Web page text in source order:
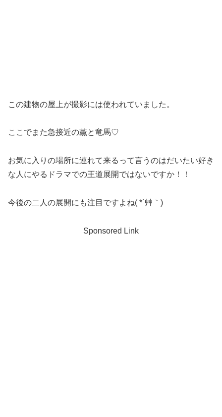
この建物の屋上が撮影には使われていました。
ここでまた急接近の薫と竜馬♡
お気に入りの場所に連れて来るって言うのはだいたい好き
な人にやるドラマでの王道展開ではないですか！！
今後の二人の展開にも注目ですよね( *´艸｀)
Sponsored Link